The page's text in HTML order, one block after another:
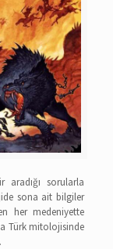
aradığı sorularla
sona ait bilgiler
her medeniyette
Türk mitolojisinde